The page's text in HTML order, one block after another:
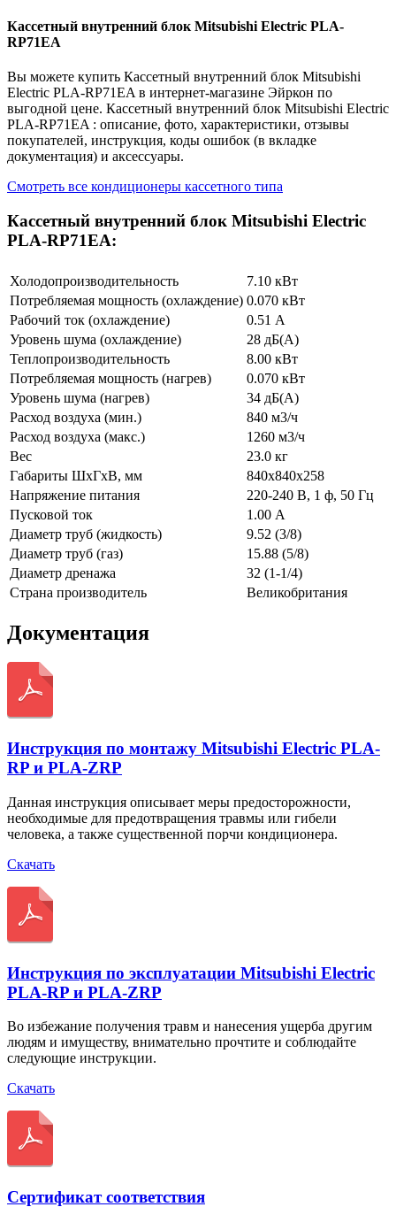
Кассетный внутренний блок Mitsubishi Electric PLA-
RP71EA
Вы можете купить Кассетный внутренний блок Mitsubishi
Electric PLA-RP71EA в интернет-магазине Эйркон по
выгодной цене. Кассетный внутренний блок Mitsubishi Electric
PLA-RP71EA : описание, фото, характеристики, отзывы
покупателей, инструкция, коды ошибок (в вкладке
документация) и аксессуары.
Смотреть все кондиционеры кассетного типа
Кассетный внутренний блок Mitsubishi Electric
PLA-RP71EA:
Холодопроизводительность
7.10 кВт
Потребляемая мощность (охлаждение) 0.070 кВт
Рабочий ток (охлаждение)
0.51 А
Уровень шума (охлаждение)
28 дБ(А)
Теплопроизводительность
8.00 кВт
Потребляемая мощность (нагрев)
0.070 кВт
Уровень шума (нагрев)
34 дБ(А)
Расход воздуха (мин.)
840 м3/ч
Расход воздуха (макс.)
1260 м3/ч
Вес
23.0 кг
Габариты ШхГхВ, мм
840x840x258
Напряжение питания
220-240 В, 1 ф, 50 Гц
Пусковой ток
1.00 А
Диаметр труб (жидкость)
9.52 (3/8)
Диаметр труб (газ)
15.88 (5/8)
Диаметр дренажа
32 (1-1/4)
Страна производитель
Великобритания
Документация
Инструкция по монтажу Mitsubishi Electric PLA-
RP и PLA-ZRP
Данная инструкция описывает меры предосторожности,
необходимые для предотвращения травмы или гибели
человека, а также существенной порчи кондиционера.
Скачать
Инструкция по эксплуатации Mitsubishi Electric
PLA-RP и PLA-ZRP
Во избежание получения травм и нанесения ущерба другим
людям и имуществу, внимательно прочтите и соблюдайте
следующие инструкции.
Скачать
Сертификат соответствия